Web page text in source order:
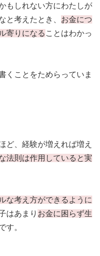
もしれない方にわたしが
と考えたとき、 お金につ
寄りになる ことはわかっ
くことをためらっていま
ど、経験が増えれば増え
法則は作用していると実
な考え方ができるように
はあまり お金に困らず生
す。